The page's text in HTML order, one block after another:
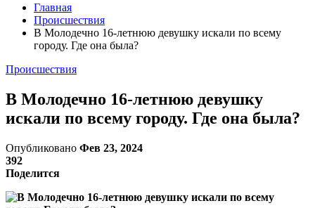
Главная
Происшествия
В Молодечно 16-летнюю девушку искали по всему
городу. Где она была?
Происшествия
В Молодечно 16-летнюю девушку
искали по всему городу. Где она была?
Опубликовано Фев 23, 2024
392
Поделится